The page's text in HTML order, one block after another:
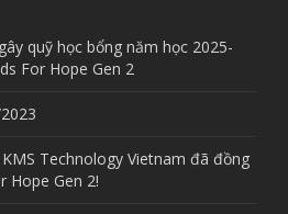
quỹ học bổng năm học 2025-
For Hope Gen 2
Technology Vietnam đã đồng
Hope Gen 2!